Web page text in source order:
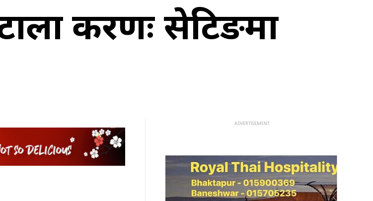
प्रकरणः सेटिङमा